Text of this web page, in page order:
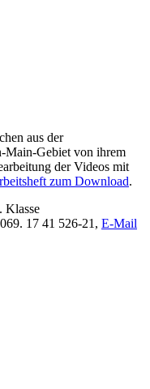
aus der
Main-Gebiet von ihrem
der Videos mit
zum Download.
Klasse
17 41 526-21, E-Mail